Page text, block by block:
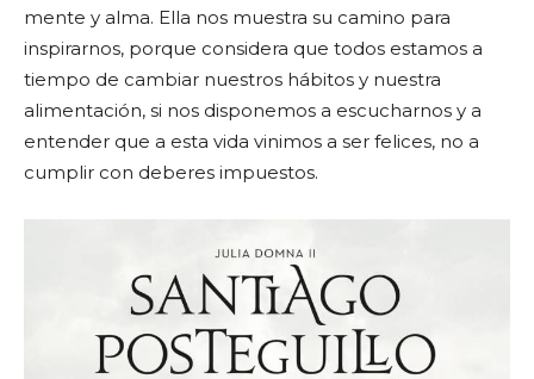
mente y alma. Ella nos muestra su camino para
inspirarnos, porque considera que todos estamos a
tiempo de cambiar nuestros hábitos y nuestra
alimentación, si nos disponemos a escucharnos y a
entender que a esta vida vinimos a ser felices, no a
cumplir con deberes impuestos.